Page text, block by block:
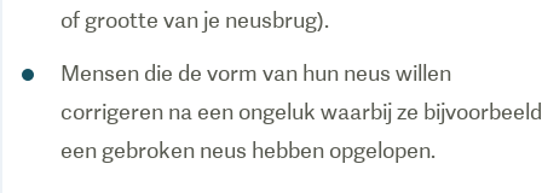
of grootte van je neusbrug).
Mensen die de vorm van hun neus willen
corrigeren na een ongeluk waarbij ze bijvoorbeeld
een gebroken neus hebben opgelopen.